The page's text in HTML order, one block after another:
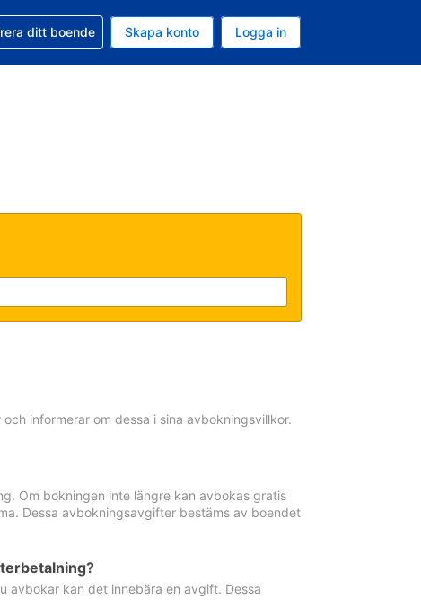
är Amerikanska dollar
språk är Svenska
din bokning
ditt boende Skapa konto Logga in
informerar om dessa i sina avbokningsvillkor.
Om bokningen inte längre kan avbokas gratis
Dessa avbokningsavgifter bestäms av boendet
avbokar kan det innebära en avgift. Dessa